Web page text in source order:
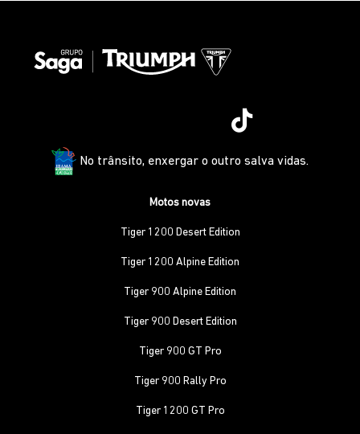
No trânsito, enxergar o outro salva vidas.
Motos novas
Tiger 1200 Desert Edition
Tiger 1200 Alpine Edition
Tiger 900 Alpine Edition
Tiger 900 Desert Edition
Tiger 900 GT Pro
Tiger 900 Rally Pro
Tiger 1200 GT Pro